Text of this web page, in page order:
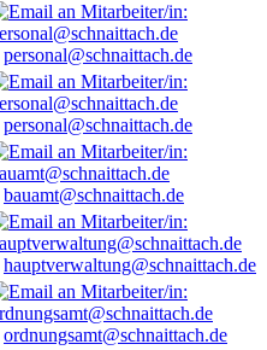
personal@schnaittach.de
personal@schnaittach.de
bauamt@schnaittach.de
hauptverwaltung@schnaittach.de
ordnungsamt@schnaittach.de